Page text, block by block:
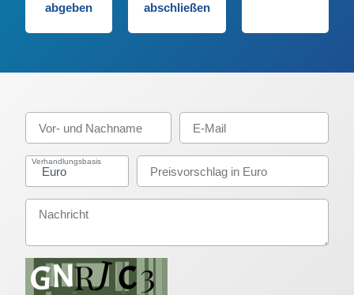
abgeben
abschließen
Verhandlungsbasis